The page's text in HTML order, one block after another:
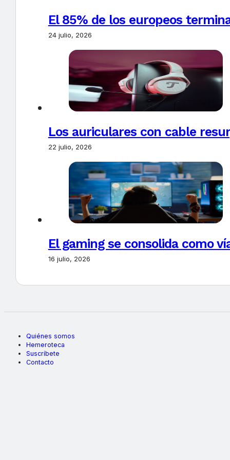
El 85% de los europeos
24 julio, 2026
Los auriculares con cable
22 julio, 2026
El gaming se consolida como
16 julio, 2026
Quiénes somos
Hemeroteca
Suscríbete
Contacto